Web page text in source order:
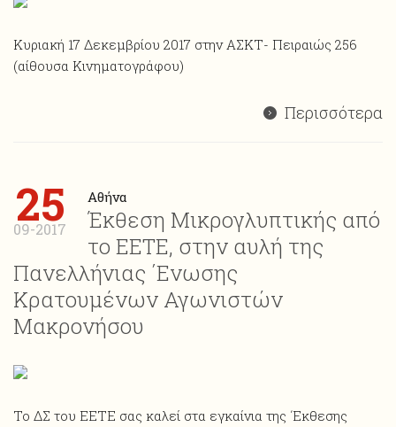
Κυριακή 17 Δεκεμβρίου 2017 στην ΑΣΚΤ- Πειραιώς 256
(αίθουσα Κινηματογράφου)
Περισσότερα
25
09-2017
Αθήνα
Έκθεση Μικρογλυπτικής από
το ΕΕΤΕ, στην αυλή της
Πανελλήνιας ΄Ενωσης
Κρατουμένων Αγωνιστών
Μακρονήσου
Το ΔΣ του ΕΕΤΕ σας καλεί στα εγκαίνια της ΄Εκθεσης